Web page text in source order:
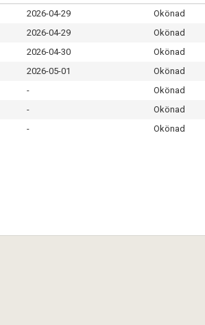
2026-04-29
Okönad
2026-04-29
Okönad
2026-04-30
Okönad
2026-05-01
Okönad
-
Okönad
-
Okönad
- Okönad